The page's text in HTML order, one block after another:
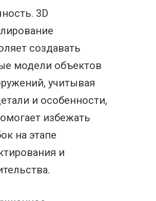
3D
создавать
модели объектов
учитывая
и особенности,
избежать
на этапе
и